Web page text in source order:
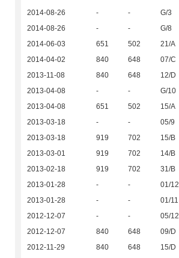
2014-08-26
- - G/3
2014-08-26
- - G/8
2014-06-03
651 502 21/A
2014-04-02
840 648 07/C
2013-11-08
840 648 12/D
2013-04-08
- - G/10
2013-04-08
651 502 15/A
2013-03-18
- - 05/9
2013-03-18
919 702 15/B
2013-03-01
919 702 14/B
2013-02-18
919 702 31/B
2013-01-28
- - 01/12
2013-01-28
- - 01/11
2012-12-07
- - 05/12
2012-12-07
840 648 09/D
2012-11-29
840 648 15/D